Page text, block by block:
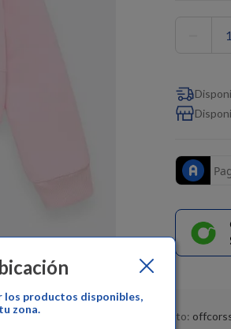
los productos disponibles,
zona.
offcorss Garantía del producto: